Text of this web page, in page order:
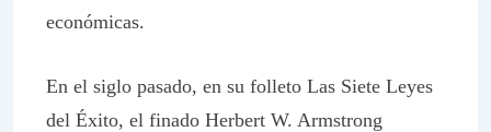
económicas.
En el siglo pasado, en su folleto Las Siete Leyes
del Éxito, el finado Herbert W. Armstrong